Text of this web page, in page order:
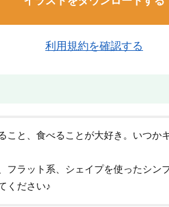
利用規約を確認する
こと、食べることが大好き。いつか
フラット系、シェイプを使ったシン
ください♪